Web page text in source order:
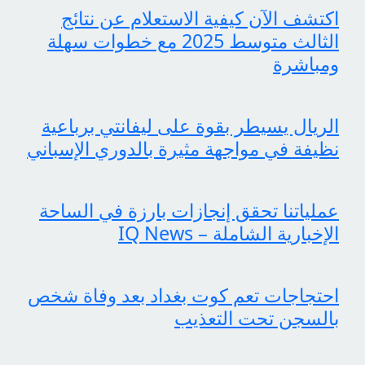
اكتشف الآن كيفية الاستعلام عن نتائج
الثالث متوسط 2025 مع خطوات سهلة
ومباشرة
الريال يسيطر بقوة على ليفانتي برباعية
نظيفة في مواجهة مثيرة بالدوري الإسباني
عملياتنا تحقق إنجازات بارزة في الساحة
الإخبارية الشاملة – IQ News
احتجاجات تعم كوت بغداد بعد وفاة شخص
بالسجن تحت التعذيب